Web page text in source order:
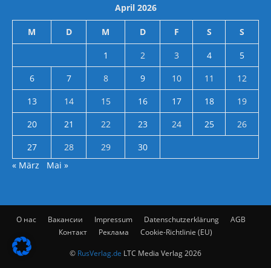
April 2026
M D M D F S S
1 2 3 4
5
6
7 8 9 10 11
12
13
14 15 16 17 18
19
20
21 22 23 24 25
26
27
28 29
30
« März
Mai »
О нас Вакансии Impressum Datenschutzerklärung
AGB
Контакт
Реклама Cookie-Richtlinie (EU)
© RusVerlag.de LTC Media Verlag 2026